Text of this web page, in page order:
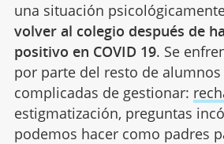
una situación
volver al colegio después de
positivo en COVID 19. Se
por parte del resto de
complicadas de gestionar:
estigmatización, preguntas
podemos hacer como padres